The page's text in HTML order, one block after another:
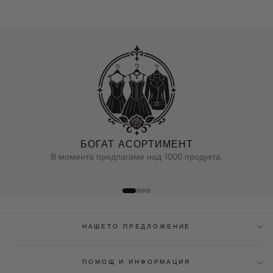
БОГАТ АСОРТИМЕНТ
В момента предлагаме над 1000 продукта.
НАШЕТО ПРЕДЛОЖЕНИЕ
ПОМОЩ И ИНФОРМАЦИЯ